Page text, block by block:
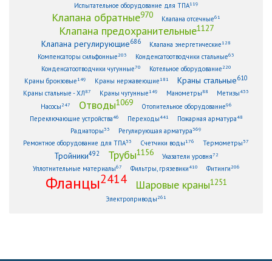
Испытательное оборудование для ТПА119
Клапана обратные970 Клапана отсечные61
Клапана предохранительные1127
Клапана регулирующие686 Клапана энергетические128
Компенсаторы сильфонные203 Конденсатоотводчики стальные63
Конденсатоотводчики чугунные70 Котельное оборудование220
Краны бронзовые149 Краны нержавеющие181 Краны стальные610
Краны стальные - ХЛ87 Краны чугунные149 Манометры88 Метизы433
Насосы247 Отводы1069 Отопительное оборудование96
Переключающие устройства46 Переходы441 Пожарная арматура48
Радиаторы33 Регулирующая арматура369
Ремонтное оборудование для ТПА53 Счетчики воды176 Термометры 57
Тройники492 Трубы1156 Указатели уровня72
Уплотнительные материалы67 Фильтры, грязевики410 Фитинги206
Фланцы2414 Шаровые краны1251
Электроприводы261